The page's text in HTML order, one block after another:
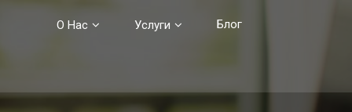
О Нас Услуги Блог